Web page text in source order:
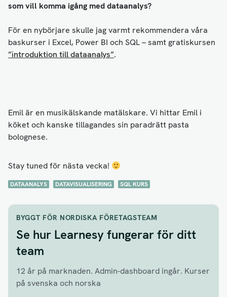
som vill komma igång med dataanalys?
För en nybörjare skulle jag varmt rekommendera våra
baskurser i Excel, Power BI och SQL – samt gratiskursen
”introduktion till dataanalys”.
Emil är en musikälskande matälskare. Vi hittar Emil i
köket och kanske tillagandes sin paradrätt pasta
bolognese.
Stay tuned för nästa vecka!
DATAANALYS DATAVISUALISERING SQL KURS
BYGGT FÖR NORDISKA FÖRETAGSTEAM
Se hur Learnesy fungerar för ditt
team
12 år på marknaden. Admin-dashboard ingår. Kurser
på svenska och norska